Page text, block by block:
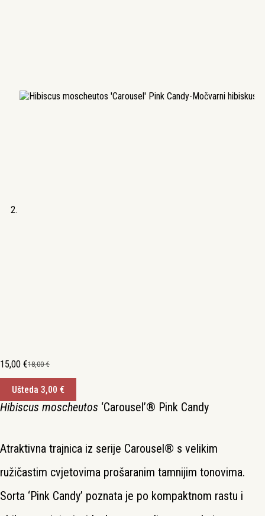
18,00€
Izvorna
cijena
bila
je:
18,00 €.
15,00 €Trenutna
cijena
je:
15,00 €.
Ušteda 3,00 €
Hibiscus moscheutos ‘Carousel’® Pink Candy
Atraktivna trajnica iz serije Carousel® s velikim
ružičastim cvjetovima prošaranim tamnijim tonovima.
Sorta ‘Pink Candy’ poznata je po kompaktnom rastu i